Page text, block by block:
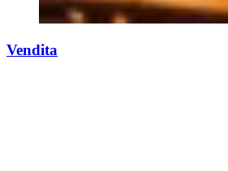
Vendita